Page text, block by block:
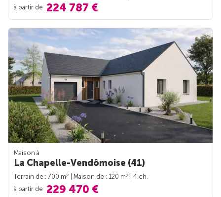
à partir de 224 787 €
Maison à
La Chapelle-Vendômoise (41)
Terrain de : 700 m2 | Maison de : 120 m2
| 4 ch.
à partir de 229 470 €